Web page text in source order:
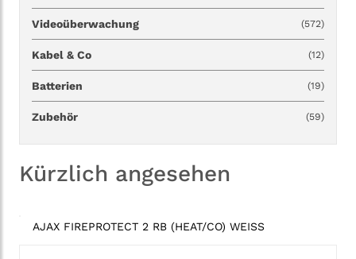
Videoüberwachung (572)
Kabel & Co (12)
Batterien (19)
Zubehör (59)
Kürzlich angesehen
AJAX FIREPROTECT 2 RB (HEAT/CO) WEISS